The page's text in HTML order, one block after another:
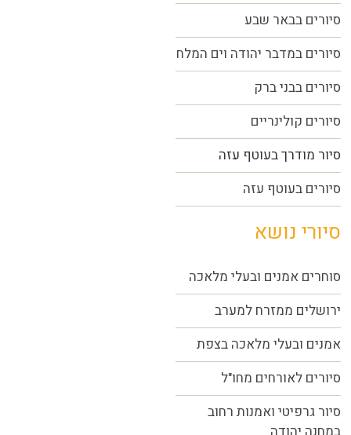
סיורים בבאר שבע
סיורים במדבר יהודה וים המלח
סיורים בבני ברק
סיורים קולינריים
סיור מודרך בעוטף עזה
סיורים בעוטף עזה
סיורי נושא
סוחרים אמנים ובעלי מלאכה
ירושלים ממזרח למערב
אמנים ובעלי מלאכה בצפת
סיורים לאורחים מחו"ל
סיור גרפיטי ואמנות רחוב